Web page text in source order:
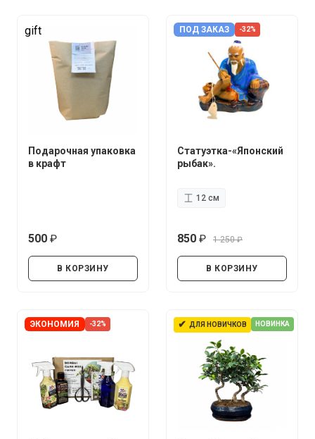
gift
Подарочная упаковка
в крафт
500
В КОРЗИНУ
ПОД ЗАКАЗ -32%
Статуэтка-«Японский
рыбак».
12 см
850
1 250
В КОРЗИНУ
ЭКОНОМИЯ -32% ✔ ДЛЯ НОВИЧКОВ НОВИНКА